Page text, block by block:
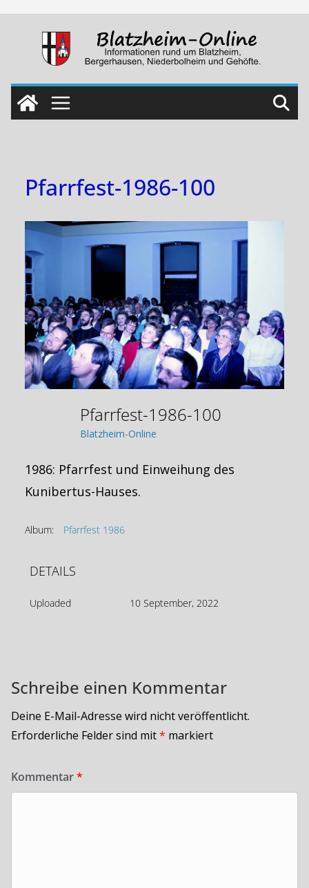
Skip
content
Pfarrfest-1986-100
Pfarrfest-1986-100
Blatzheim-Online
1986: Pfarrfest und Einweihung des
Kunibertus-Hauses.
Album: Pfarrfest 1986
DETAILS
Uploaded 10 September, 2022
Schreibe einen Kommentar
Deine E-Mail-Adresse wird nicht veröffentlicht.
Erforderliche Felder sind mit* markiert
Kommentar*